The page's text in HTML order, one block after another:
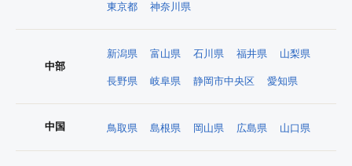
東京都 神奈川県
中部
新潟県 富山県 石川県 福井県 山梨県
長野県 岐阜県 静岡市中央区 愛知県
中国 鳥取県 島根県 岡山県 広島県 山口県